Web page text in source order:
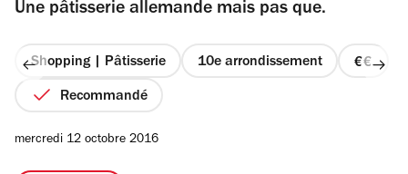
Une pâtisserie allemande mais pas que.
Shopping | Pâtisserie 10e arrondissement
prix
Recommandé
mercredi 12 octobre 2016